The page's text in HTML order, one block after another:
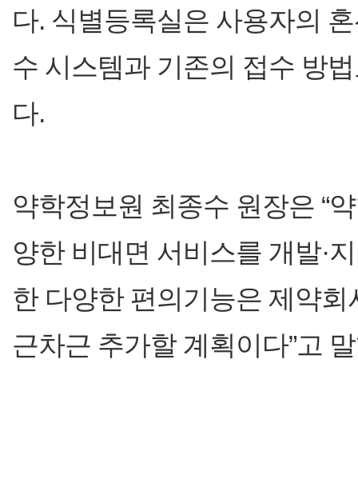
다. 식별등록실은 사용자의
수 시스템과 기존의 접수 방
다.
약학정보원 최종수 원장은 “
양한 비대면 서비스를 개발·
한 다양한 편의기능은 제약
근차근 추가할 계획이다”고